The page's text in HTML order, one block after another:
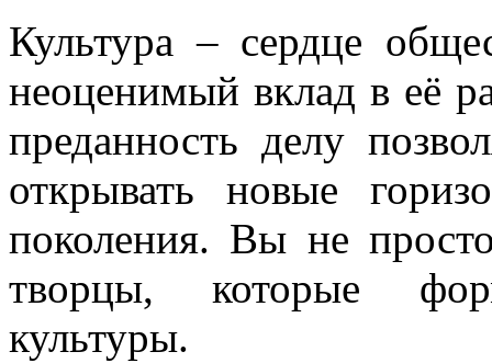
Культура – сердце
неоценимый вклад в её
преданность делу
открывать новые
поколения. Вы не
творцы, которые
культуры.